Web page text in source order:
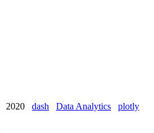
2020 dash Data Analytics
plotly